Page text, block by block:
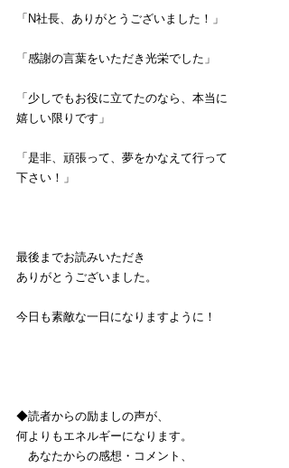
「N社長、ありがとうございました！」
「感謝の言葉をいただき光栄でした」
「少しでもお役に立てたのなら、本当に
嬉しい限りです」
「是非、頑張って、夢をかなえて行って
下さい！」
最後までお読みいただき
ありがとうございました。
今日も素敵な一日になりますように！
◆読者からの励ましの声が、
何よりもエネルギーになります。
あなたからの感想・コメント、